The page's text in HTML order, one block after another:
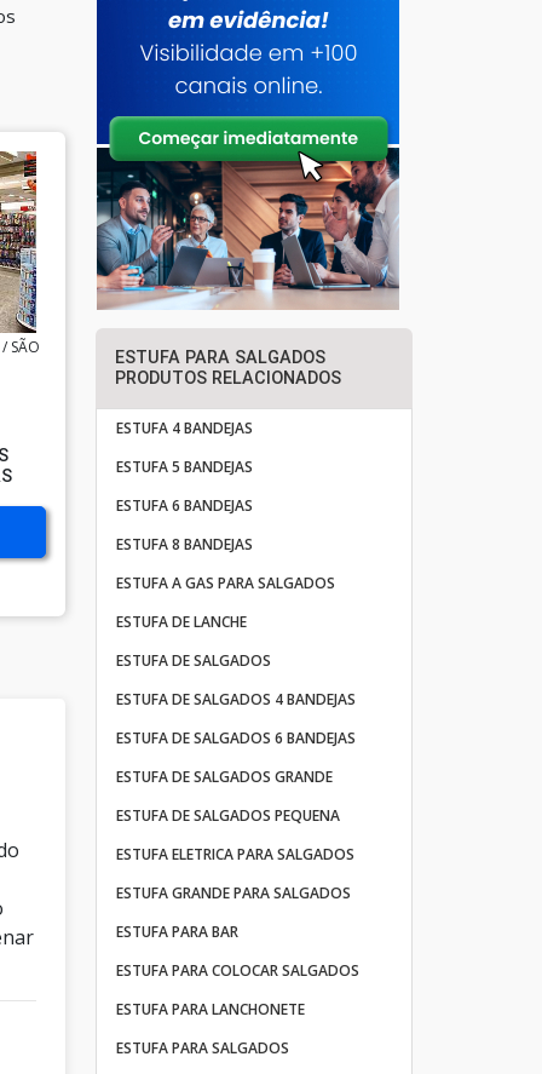
/ SÃO
ESTUFA PARA SALGADOS
PRODUTOS RELACIONADOS
ESTUFA 4 BANDEJAS
ESTUFA 5 BANDEJAS
ESTUFA 6 BANDEJAS
ESTUFA 8 BANDEJAS
ESTUFA A GAS PARA SALGADOS
ESTUFA DE LANCHE
ESTUFA DE SALGADOS
ESTUFA DE SALGADOS 4 BANDEJAS
ESTUFA DE SALGADOS 6 BANDEJAS
ESTUFA DE SALGADOS GRANDE
ESTUFA DE SALGADOS PEQUENA
ESTUFA ELETRICA PARA SALGADOS
ESTUFA GRANDE PARA SALGADOS
ESTUFA PARA BAR
ESTUFA PARA COLOCAR SALGADOS
ESTUFA PARA LANCHONETE
ESTUFA PARA SALGADOS